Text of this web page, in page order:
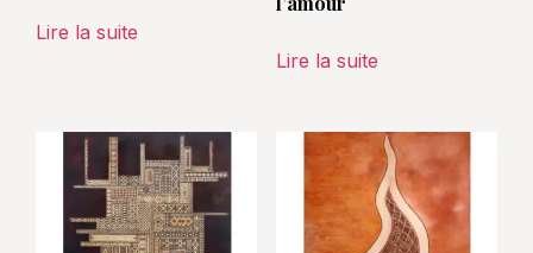
Lire la suite
Lire la suite